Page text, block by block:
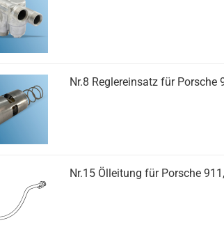
Nr.8 Reglereinsatz für Porsche
Nr.15 Ölleitung für Porsche